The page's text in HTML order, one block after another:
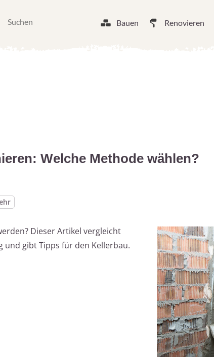
Bauen Renovieren
Welche Methode wählen?
Dieser Artikel vergleicht
gibt Tipps für den Kellerbau.